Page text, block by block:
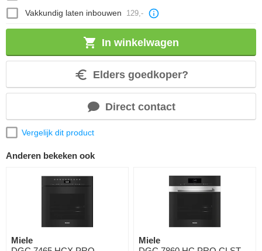
Vakkundig laten inbouwen 129,-
In winkelwagen
Elders goedkoper?
Direct contact
Vergelijk dit product
Anderen bekeken ook
Miele
Miele